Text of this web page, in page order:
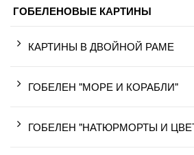
ГОБЕЛЕНОВЫЕ КАРТИНЫ
КАРТИНЫ В ДВОЙНОЙ РАМЕ
ГОБЕЛЕН "МОРЕ И КОРАБЛИ"
ГОБЕЛЕН "НАТЮРМОРТЫ И